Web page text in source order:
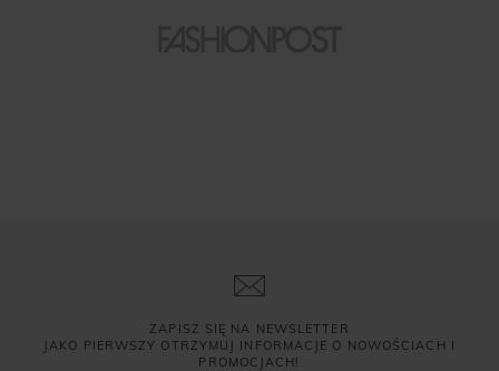
ZAPISZ SIĘ NA NEWSLETTER
JAKO PIERWSZY OTRZYMUJ INFORMACJE O NOWOŚCIACH I
PROMOCJACH!